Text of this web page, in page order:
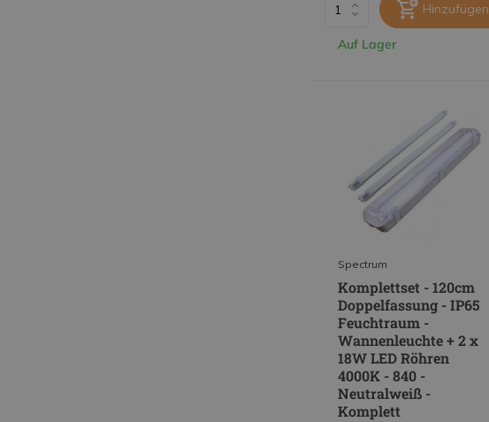
Hinzufügen
Auf Lager
Spectrum
Komplettset - 120cm
Doppelfassung - IP65
Feuchtraum -
Wannenleuchte + 2 x
18W LED Röhren
4000K - 840 -
Neutralweiß -
Komplett